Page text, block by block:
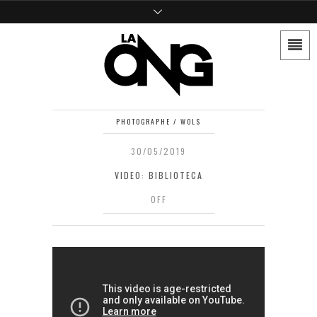
PHOTOGRAPHE / WOLS
30/05/2019
VIDEO: BIBLIOTECA
OFF